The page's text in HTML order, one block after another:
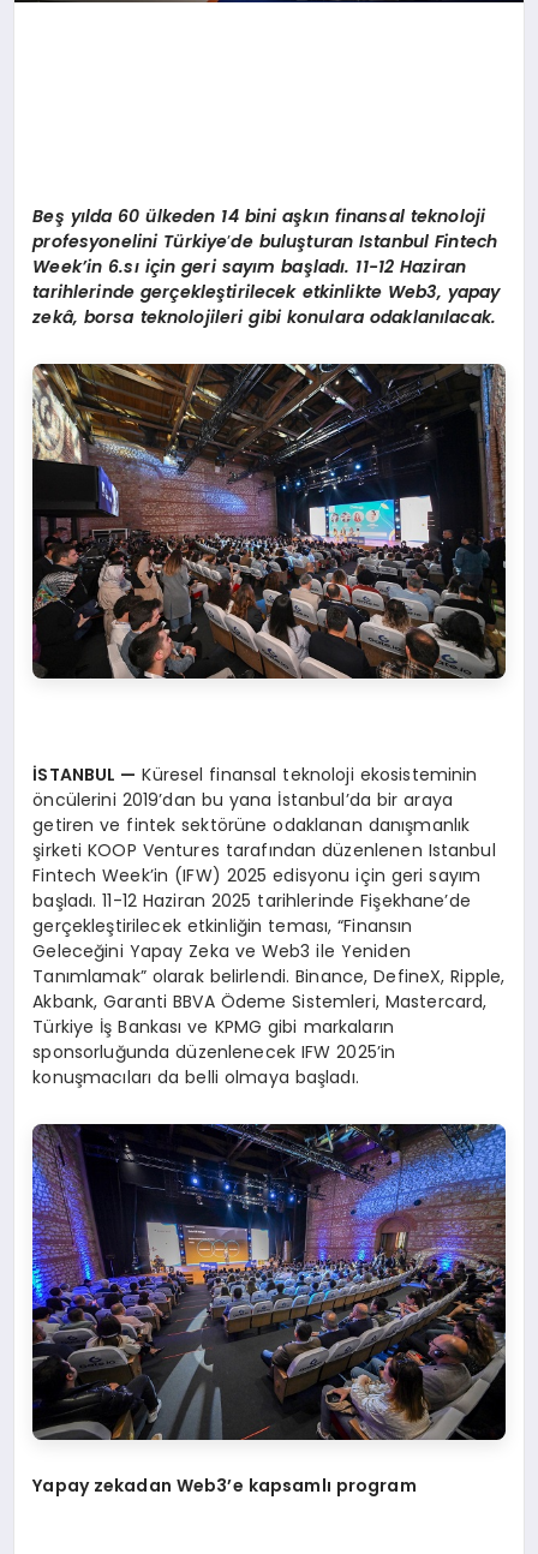
Beş yılda 60 ülkeden 14 bini aşkın finansal teknoloji
profesyonelini Türkiye’de buluşturan Istanbul Fintech
Week’in 6.sı için geri sayım başladı. 11-12 Haziran
tarihlerinde gerçekleştirilecek etkinlikte Web3, yapay
zekâ, borsa teknolojileri gibi konulara odaklanılacak.
İSTANBUL — Küresel finansal teknoloji ekosisteminin
öncülerini 2019’dan bu yana İstanbul’da bir araya
getiren ve fintek sektörüne odaklanan danışmanlık
şirketi KOOP Ventures tarafından düzenlenen Istanbul
Fintech Week’in (IFW) 2025 edisyonu için geri sayım
başladı. 11-12 Haziran 2025 tarihlerinde Fişekhane’de
gerçekleştirilecek etkinliğin teması, “Finansın
Geleceğini Yapay Zeka ve Web3 ile Yeniden
Tanımlamak” olarak belirlendi. Binance, DefineX, Ripple,
Akbank, Garanti BBVA Ödeme Sistemleri, Mastercard,
Türkiye İş Bankası ve KPMG gibi markaların
sponsorluğunda düzenlenecek IFW 2025’in
konuşmacıları da belli olmaya başladı.
Yapay zekadan Web3’e kapsamlı program